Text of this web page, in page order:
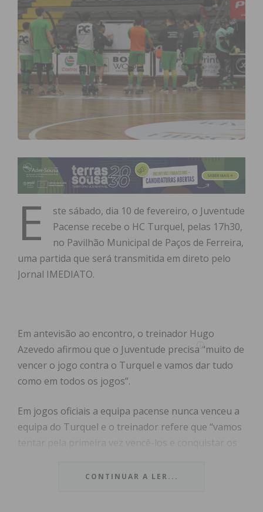
E
ste sábado, dia 10 de fevereiro, o Juventude
Pacense recebe o HC Turquel, pelas 17h30,
no Pavilhão Municipal de Paços de Ferreira,
uma partida que será transmitida em direto pelo
Jornal IMEDIATO.
Em antevisão ao encontro, o treinador Hugo
Azevedo afirmou que o Juventude precisa “muito de
vencer o jogo contra o Turquel e vamos dar tudo
como em todos os jogos”.
Em jogos oficiais a equipa pacense nunca venceu a
equipa do Turquel e o treinador refere que “vamos
tentar pela primeira vez vencê-los e conquistar os
CONTINUAR A LER...